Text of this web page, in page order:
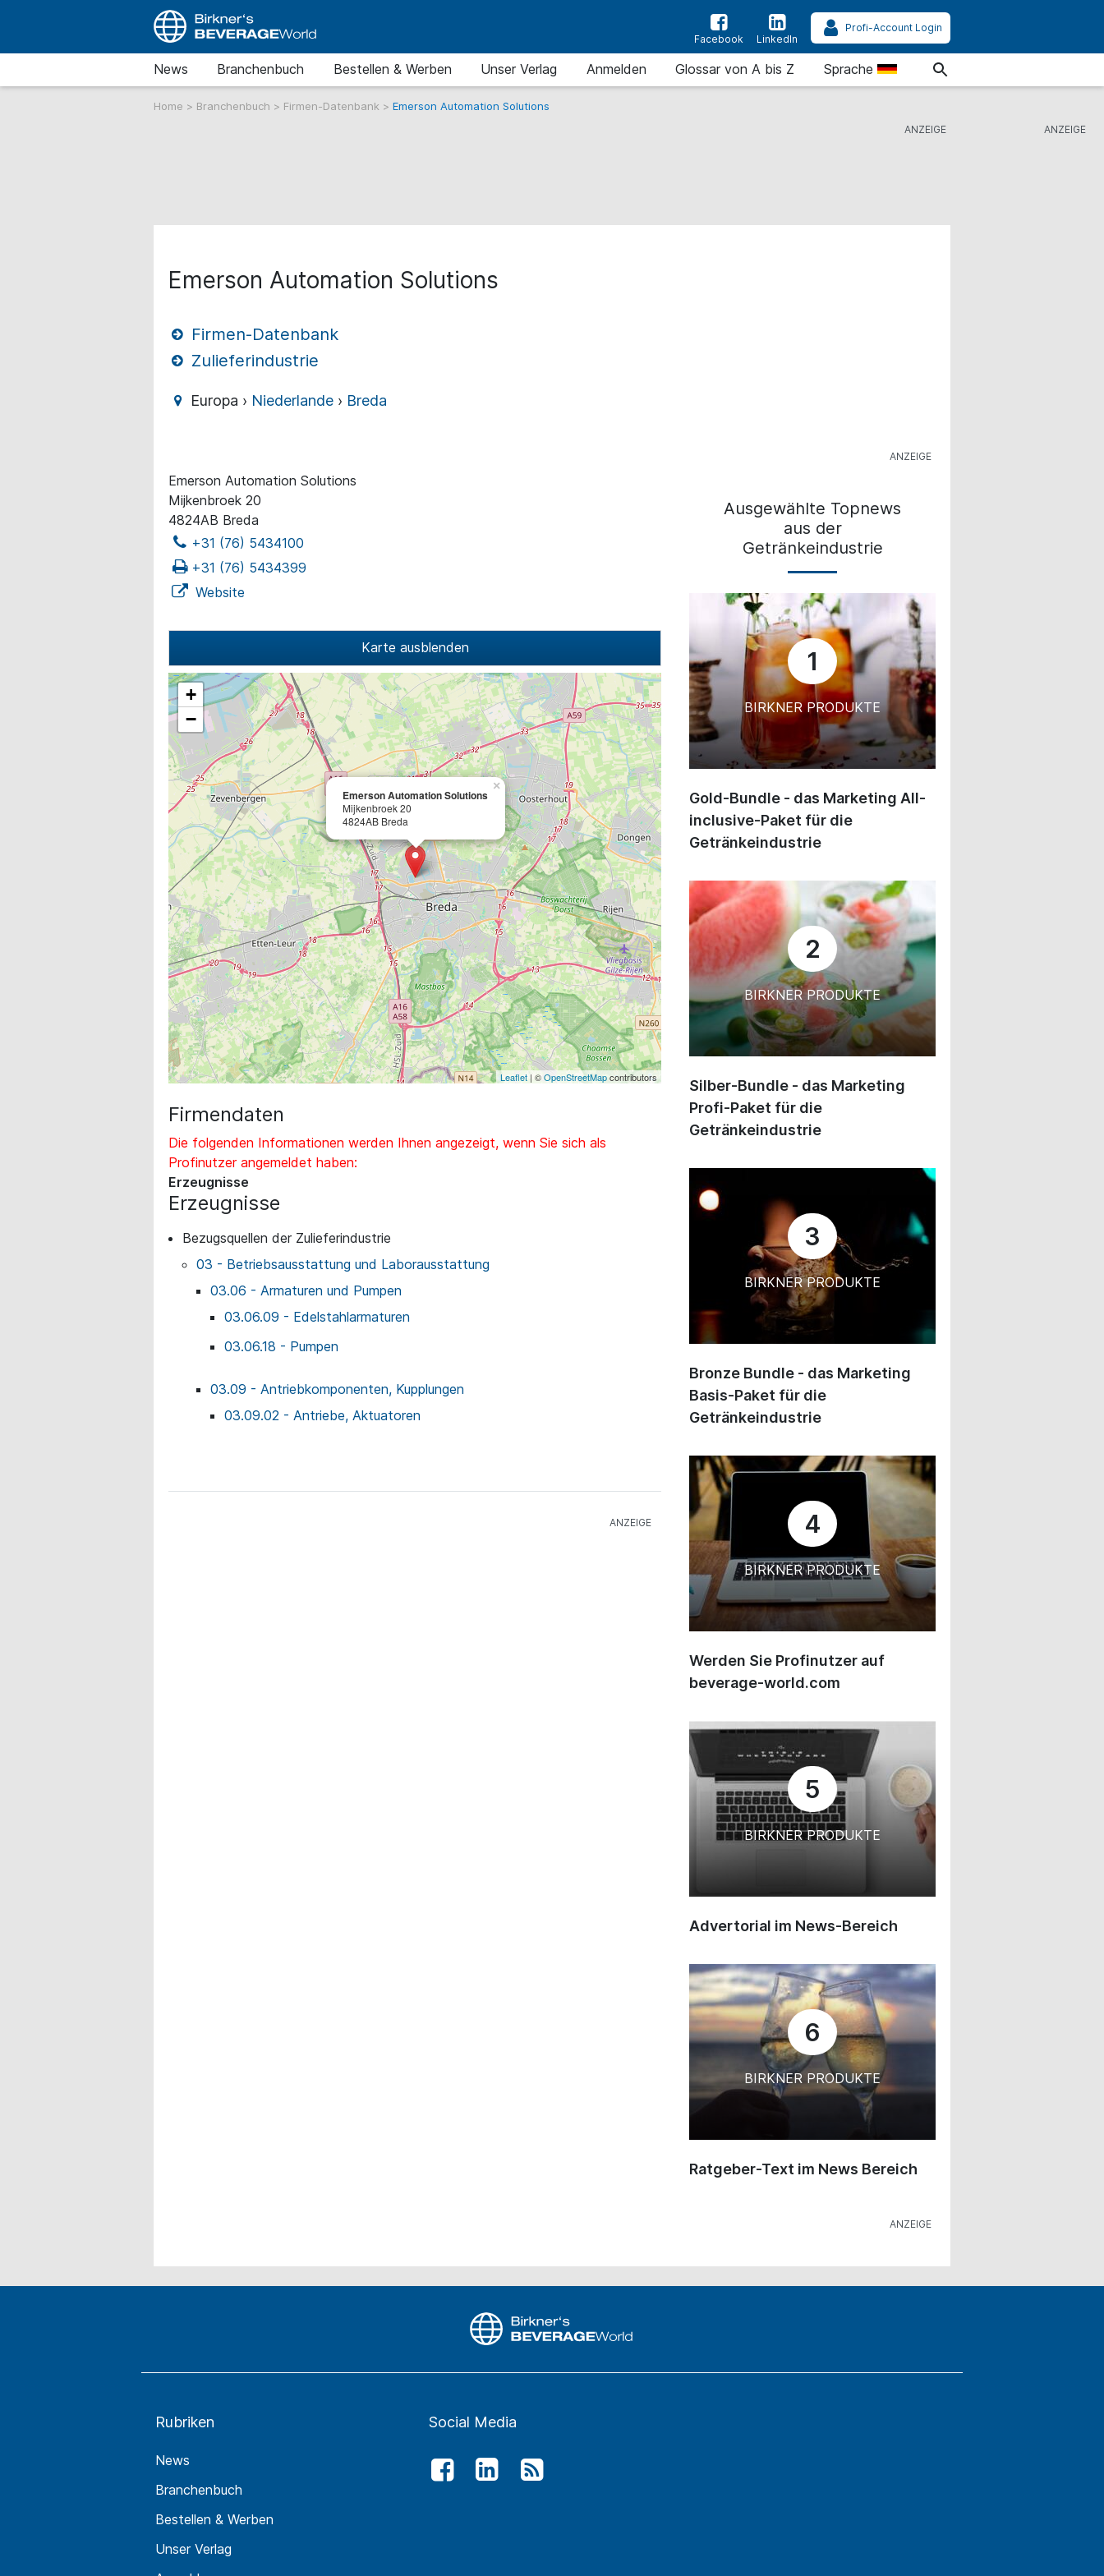
Facebook LinkedIn
Profi-Account Login
News Branchenbuch Bestellen & Werben Unser Verlag Anmelden Glossar von A bis Z Sprache
Home > Branchenbuch > Firmen-Datenbank > Emerson Automation Solutions
Emerson Automation Solutions
Firmen-Datenbank
Zulieferindustrie
Europa › Niederlande › Breda
Emerson Automation Solutions
Mijkenbroek 20
4824AB Breda
+31 (76) 5434100
+31 (76) 5434399
Website
Karte ausblenden
Emerson Automation Solutions
Mijkenbroek 20
4824AB Breda
×
+
−
Leaflet | ©OpenStreetMapcontributors
Firmendaten
Die folgenden Informationen werden Ihnen angezeigt, wenn Sie sich als
Profinutzer angemeldet haben:
Erzeugnisse
Erzeugnisse
Bezugsquellen der Zulieferindustrie
03 - Betriebsausstattung und Laborausstattung
03.06 - Armaturen und Pumpen
03.06.09 - Edelstahlarmaturen
03.06.18 - Pumpen
03.09 - Antriebkomponenten, Kupplungen
03.09.02 - Antriebe, Aktuatoren
Ausgewählte Topnews
aus der
Getränkeindustrie
1
BIRKNER PRODUKTE
Gold-Bundle - das Marketing All-
inclusive-Paket für die
Getränkeindustrie
2
BIRKNER PRODUKTE
Silber-Bundle - das Marketing
Profi-Paket für die
Getränkeindustrie
3
BIRKNER PRODUKTE
Bronze Bundle - das Marketing
Basis-Paket für die
Getränkeindustrie
4
BIRKNER PRODUKTE
Werden Sie Profinutzer auf
beverage-world.com
5
BIRKNER PRODUKTE
Advertorial im News-Bereich
6
BIRKNER PRODUKTE
Ratgeber-Text im News Bereich
Rubriken
News
Branchenbuch
Bestellen & Werben
Unser Verlag
Social Media